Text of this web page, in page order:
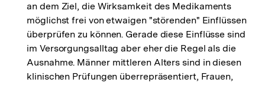
an dem Ziel, die Wirksamkeit des Medikaments
möglichst frei von etwaigen "störenden" Einflüssen
überprüfen zu können. Gerade diese Einflüsse sind
im Versorgungsalltag aber eher die Regel als die
Ausnahme. Männer mittleren Alters sind in diesen
klinischen Prüfungen überrepräsentiert, Frauen,